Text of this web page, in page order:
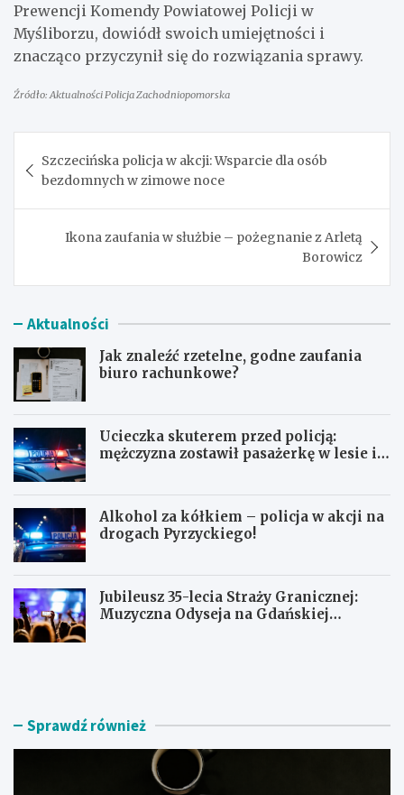
Prewencji Komendy Powiatowej Policji w
Myśliborzu, dowiódł swoich umiejętności i
znacząco przyczynił się do rozwiązania sprawy.
Źródło: Aktualności Policja Zachodniopomorska
wpisu
Szczecińska policja w akcji: Wsparcie dla osób
bezdomnych w zimowe noce
Ikona zaufania w służbie – pożegnanie z Arletą
Borowicz
Aktualności
Jak znaleźć rzetelne, godne zaufania
biuro rachunkowe?
Ucieczka skuterem przed policją:
mężczyzna zostawił pasażerkę w lesie i
Alkohol za kółkiem – policja w akcji na
drogach Pyrzyckiego!
Jubileusz 35-lecia Straży Granicznej:
Muzyczna Odyseja na Gdańskiej
J
a
U
z Sprawdź również